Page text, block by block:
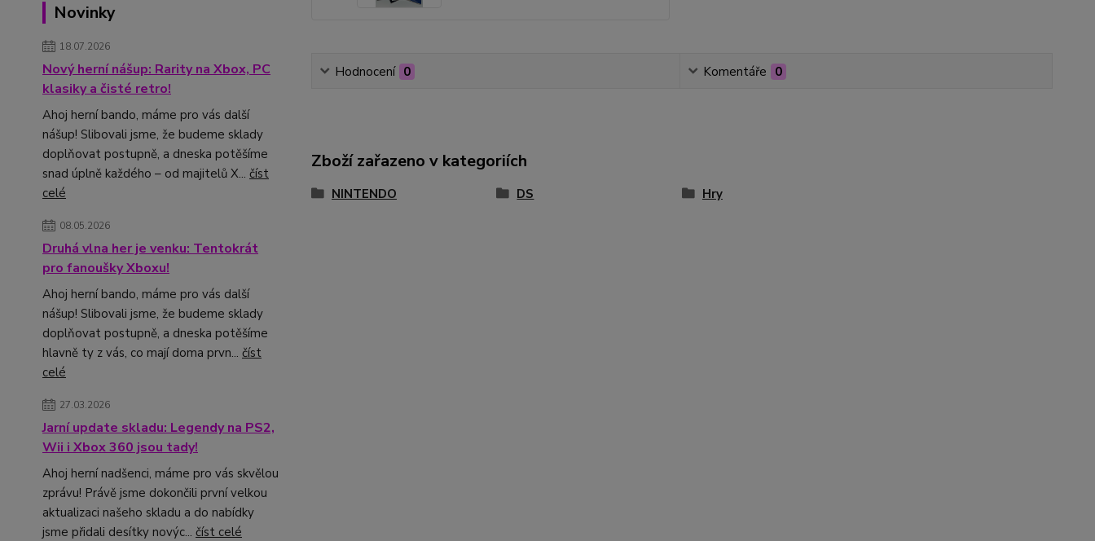
Novinky
18.07.2026
Nový herní nášup: Rarity na Xbox, PC
klasiky a čisté retro!
Ahoj herní bando, máme pro vás další
nášup! Slibovali jsme, že budeme sklady
doplňovat postupně, a dneska potěšíme
snad úplně každého – od majitelů X... číst
celé
08.05.2026
Druhá vlna her je venku: Tentokrát
pro fanoušky Xboxu!
Ahoj herní bando, máme pro vás další
nášup! Slibovali jsme, že budeme sklady
doplňovat postupně, a dneska potěšíme
hlavně ty z vás, co mají doma prvn... číst
celé
27.03.2026
Jarní update skladu: Legendy na PS2,
Wii i Xbox 360 jsou tady!
Ahoj herní nadšenci, máme pro vás skvělou
zprávu! Právě jsme dokončili první velkou
aktualizaci našeho skladu a do nabídky
jsme přidali desítky novýc... číst celé
Hodnocení 0 Komentáře 0
Zboží zařazeno v kategoriích
NINTENDO DS Hry